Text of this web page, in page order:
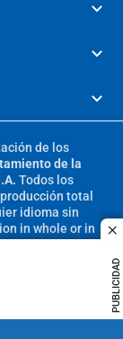
PUBLICIDAD
de los
de la
Todos los
total
idioma sin
in whole or in